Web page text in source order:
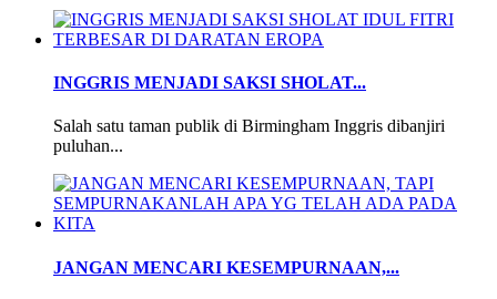
INGGRIS MENJADI SAKSI SHOLAT...
Salah satu taman publik di Birmingham Inggris dibanjiri
puluhan...
JANGAN MENCARI KESEMPURNAAN,...